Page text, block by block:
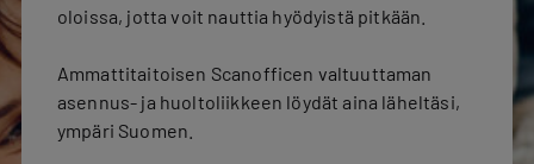
oloissa, jotta voit nauttia hyödyistä pitkään.
Ammattitaitoisen Scanofficen valtuuttaman
asennus- ja huoltoliikkeen löydät aina läheltäsi,
ympäri Suomen.